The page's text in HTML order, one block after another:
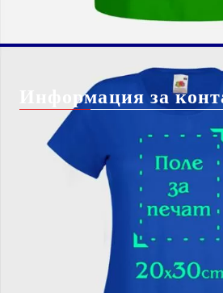
Информация за
info@giftbg.com
0884 22 38 56